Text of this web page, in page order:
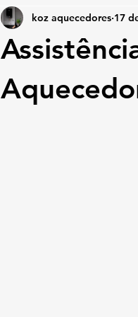
koz aquecedores 17